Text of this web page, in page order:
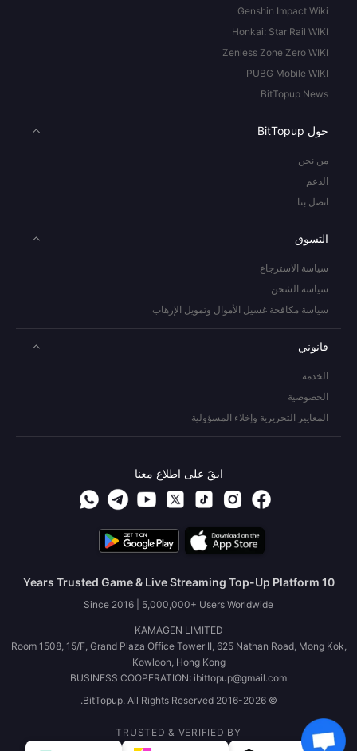
Genshin Impact Wiki
Honkai: Star Rail WIKI
Zenless Zone Zero WIKI
PUBG Mobile WIKI
BitTopup News
حول BitTopup
من نحن
الدعم
اتصل بنا
التسوق
سياسة الاسترجاع
سياسة الشحن
سياسة مكافحة غسيل الأموال وتمويل الإرهاب
قانوني
الخدمة
الخصوصية
المعايير التحريرية وإخلاء المسؤولية
ابقَ على اطلاع معنا
10 Years Trusted Game & Live Streaming Top-Up Platform
Since 2016 | 5,000,000+ Users Worldwide
KAMAGEN LIMITED
Room 1508, 15/F, Grand Plaza Office Tower II, 625 Nathan Road, Mong Kok,
Kowloon, Hong Kong
BUSINESS COOPERATION: ibittopup@gmail.com
© 2016-2026 BitTopup. All Rights Reserved.
TRUSTED & VERIFIED BY